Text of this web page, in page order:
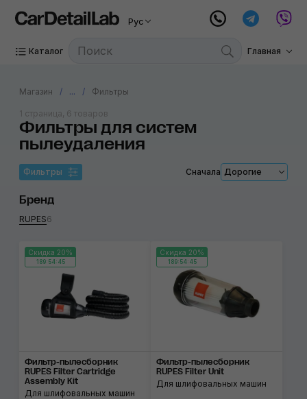
Рус
Каталог Главная
Магазин ... Фильтры
Фильтры для систем
пылеудаления
1 страница, 6 товаров
Фильтры Сначала Дорогие
Бренд
RUPES6
Скидка 20%
189:54:45
Фильтр-пылесборник
RUPES Filter Cartridge
Assembly Kit
Для шлифовальных машин
Скидка 20%
189:54:45
Фильтр-пылесборник
RUPES Filter Unit
Для шлифовальных машин